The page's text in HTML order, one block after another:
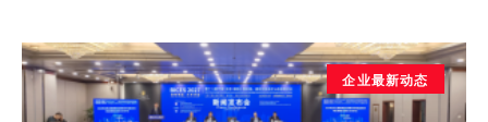
企业最新动态